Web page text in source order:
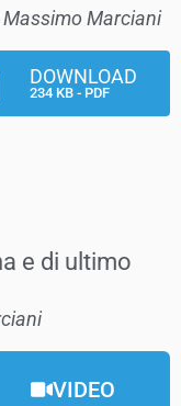
Marciani
DOWNLOAD
234 KB - PDF
e di ultimo
VIDEO